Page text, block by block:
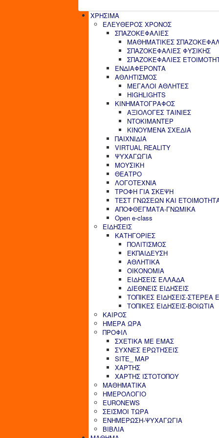
ΧΡΗΣΙΜΑ
ΕΛΕΥΘΕΡΟΣ ΧΡΟΝΟΣ
ΣΠΑΖΟΚΕΦΑΛΙΕΣ
ΜΑΘΗΜΑΤΙΚΕΣ
ΣΠΑΖΟΚΕΦΑΛΙΕΣ ΦΥΣΙΚΗΣ
ΣΠΑΖΟΚΕΦΑΛΙΕΣ
ΕΝΔΙΑΦΕΡΟΝΤΑ
ΑΘΛΗΤΙΣΜΟΣ
ΜΕΓΑΛΟΙ ΑΘΛΗΤΕΣ
HIGHLIGHTS
ΚΙΝΗΜΑΤΟΓΡΑΦΟΣ
ΑΞΙΟΛΟΓΕΣ ΤΑΙΝΙΕΣ
ΝΤΟΚΙΜΑΝΤΕΡ
ΚΙΝΟΥΜΕΝΑ ΣΧΕΔΙΑ
ΠΑΙΧΝΙΔΙΑ
VIRTUAL REALITY
ΨΥΧΑΓΩΓΙΑ
ΜΟΥΣΙΚΗ
ΘΕΑΤΡΟ
ΛΟΓΟΤΕΧΝΙΑ
ΤΡΟΦΗ ΓΙΑ ΣΚΕΨΗ
ΤΕΣΤ ΓΝΩΣΕΩΝ ΚΑΙ
ΑΠΟΦΘΕΓΜΑΤΑ-ΓΝΩΜΙΚΑ
Open e-class
ΕΙΔΗΣΕΙΣ
ΚΑΤΗΓΟΡΙΕΣ
ΠΟΛΙΤΙΣΜΟΣ
ΕΚΠΑΙΔΕΥΣΗ
ΑΘΛΗΤΙΚΑ
ΟΙΚΟΝΟΜΙΑ
ΕΙΔΗΣΕΙΣ ΕΛΛΑΔΑ
ΔΙΕΘΝΕΙΣ ΕΙΔΗΣΕΙΣ
ΤΟΠΙΚΕΣ ΕΙΔΗΣΕΙΣ-ΣΤΕΡΕΑ
ΤΟΠΙΚΕΣ ΕΙΔΗΣΕΙΣ-ΒΟΙΩΤΙΑ
ΚΑΙΡΟΣ
ΗΜΕΡΑ ΩΡΑ
ΠΡΟΦΙΛ
ΣΧΕΤΙΚΑ ΜΕ ΕΜΑΣ
ΣΥΧΝΕΣ ΕΡΩΤΗΣΕΙΣ
SITE_ MAP
ΧΑΡΤΗΣ
ΧΑΡΤΗΣ ΙΣΤΟΤΟΠΟΥ
ΜΑΘΗΜΑΤΙΚΑ
ΗΜΕΡΟΛΟΓΙΟ
EURONEWS
ΣΕΙΣΜΟΙ ΤΩΡΑ
ΕΝΗΜΕΡΩΣΗ-ΨΥΧΑΓΩΓΙΑ
ΒΙΒΛΙΑ